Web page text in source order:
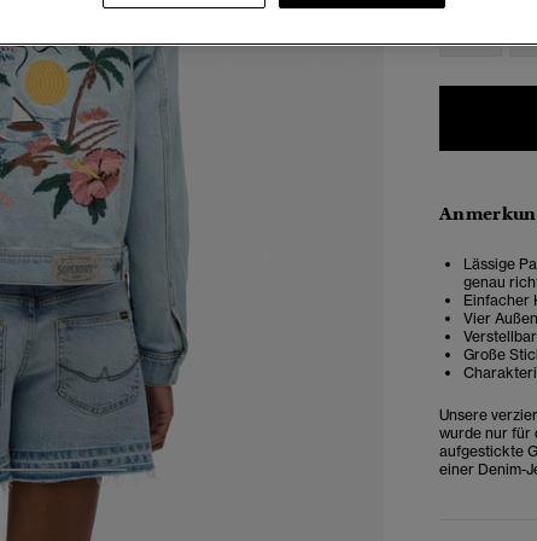
3 4 5
Lässige
genau
Einfacher
Vier
Große
Unsere
wurde nur für
aufgestickte
einer Denim-